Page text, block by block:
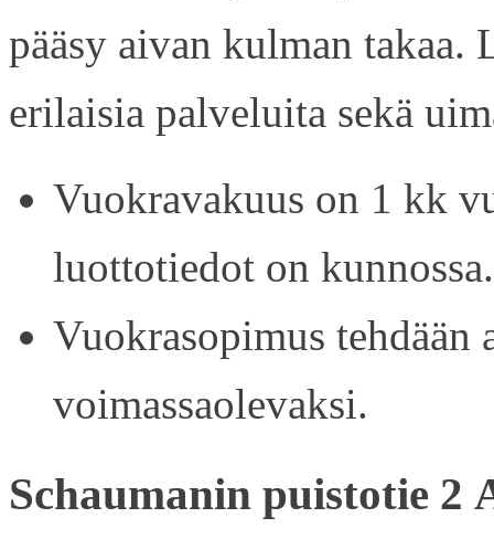
pääsy aivan kulman
erilaisia palveluita sekä
Vuokravakuus on 1 kk
luottotiedot on kunnossa.
Vuokrasopimus tehdään
voimassaolevaksi.
Schaumanin puistotie 2